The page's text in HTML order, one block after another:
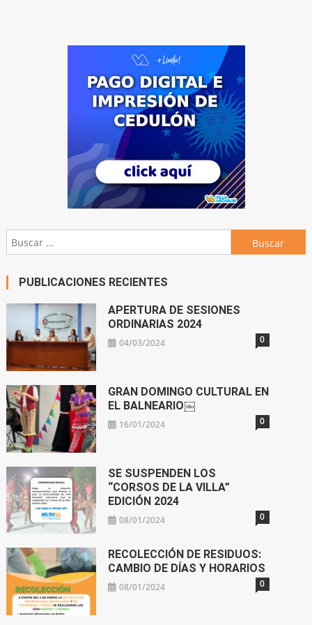
Buscar:
PUBLICACIONES RECIENTES
APERTURA DE SESIONES
ORDINARIAS 2024
04/03/2024 0
GRAN DOMINGO CULTURAL EN
EL BALNEARIO￼
16/01/2024 0
SE SUSPENDEN LOS
“CORSOS DE LA VILLA”
EDICIÓN 2024
08/01/2024 0
RECOLECCIÓN DE RESIDUOS:
CAMBIO DE DÍAS Y HORARIOS
08/01/2024 0